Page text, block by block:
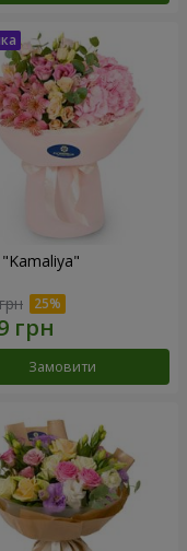
"Kamaliya"
Замовити